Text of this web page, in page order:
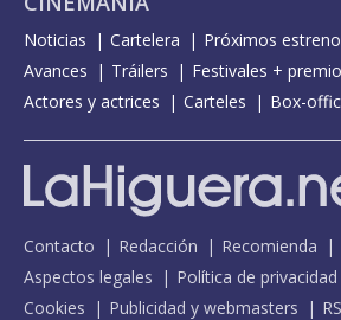
Noticias Cartelera Próximos
Avances
Tráilers
Festivales +
Actores y actrices
Carteles Box-
Contacto Redacción Recomienda
Aspectos legales
Política de privacidad
Cookies
Publicidad y webmasters